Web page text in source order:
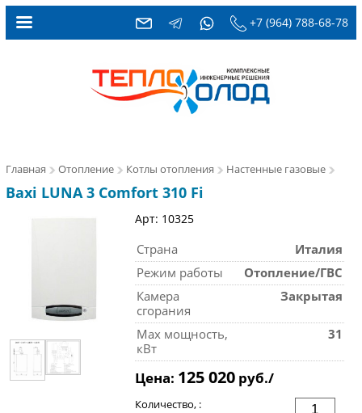
+7 (964) 788-68-78
Главная Отопление Котлы отопления Настенные газовые
Baxi LUNA 3 Comfort 310 Fi
Арт: 10325
Страна
Италия
Режим работы
Отопление/ГВС
Камера
сгорания
Закрытая
Max мощность,
кВт
31
Цена: 125 020руб./
Количество, :